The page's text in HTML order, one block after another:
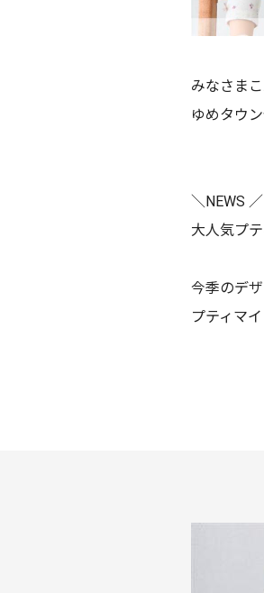
みなさま
ゆめタウ
＼NEWS ／
大人気プ
今季のデ
プティマ